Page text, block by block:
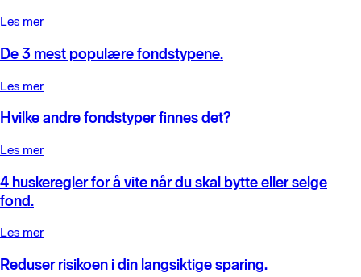
Les mer
De 3 mest populære fondstypene.
Les mer
Hvilke andre fondstyper finnes det?
Les mer
4 huskeregler for å vite når du skal bytte eller selge
fond.
Les mer
Reduser risikoen i din langsiktige sparing.